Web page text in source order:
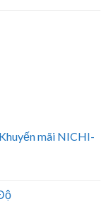
mãi NICHI-